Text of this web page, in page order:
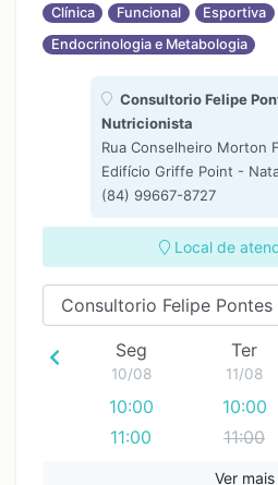
Clínica Funcional Esportiva
Endocrinologia e Metabologia
Consultorio Felipe
Nutricionista
Rua Conselheiro Morton
Edifício Griffe Point -
(84) 99667-8727
Local de
Seg
10/08
10:00
11:00
Ter
11/08
10:00
11:00
12:00
Ver mais